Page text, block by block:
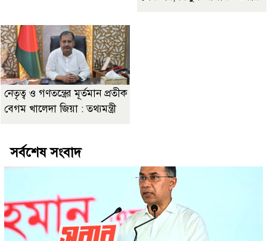
নেতৃত্ব ও গণতন্ত্রের মূর্তমান প্রতীক
বেগম খালেদা জিয়া : তথ্যমন্ত্রী
সর্বশেষ সংবাদ